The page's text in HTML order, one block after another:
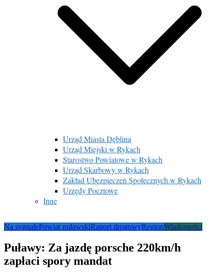
Urząd Miasta Dęblina
Urząd Miejski w Rykach
Starostwo Powiatowe w Rykach
Urząd Skarbowy w Rykach
Zakład Ubezpieczeń Społecznych w Rykach
Urzędy Pocztowe
Inne
Na sygnalePowiat puławskiRaport drogowyRegionWiadomości
Puławy: Za jazdę porsche 220km/h
zapłaci spory mandat